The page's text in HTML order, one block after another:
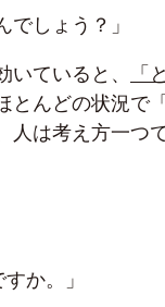
でしょう？」
いていると、
「
とんどの状況で
人は考え方一つ
か。」